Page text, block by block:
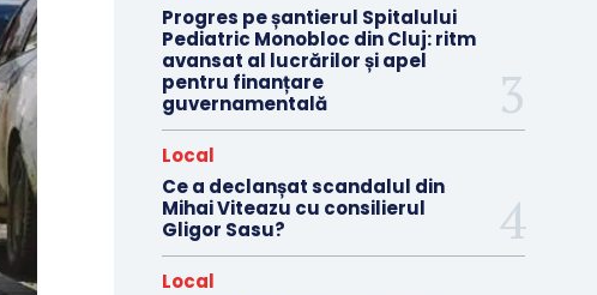
Progres pe șantierul Spitalului
Pediatric Monobloc din Cluj: ritm
avansat al lucrărilor și apel
pentru finanțare
guvernamentală
Local
Ce a declanșat scandalul din
Mihai Viteazu cu consilierul
Gligor Sasu?
Local